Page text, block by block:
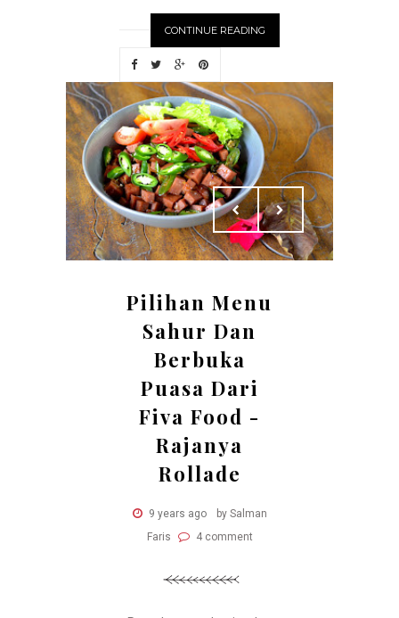
CONTINUE READING
Pilihan Menu
Sahur Dan
Berbuka
Puasa Dari
Fiva Food -
Rajanya
Rollade
9 years ago
by Salman
Faris
4 comment